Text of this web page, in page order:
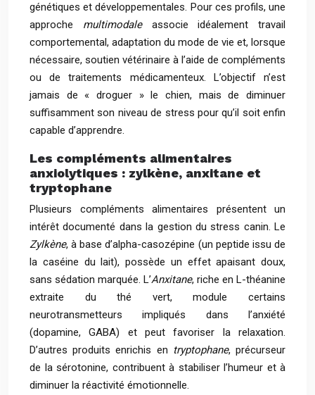
génétiques et développementales. Pour ces profils, une
approche multimodaleassocie idéalement travail
comportemental, adaptation du mode de vie et, lorsque
nécessaire, soutien vétérinaire à l’aide de compléments
ou de traitements médicamenteux. L’objectif n’est
jamais de « droguer » le chien, mais de diminuer
suffisamment son niveau de stress pour qu’il soit enfin
capable d’apprendre.
Les compléments alimentaires
anxiolytiques : zylkène, anxitane et
tryptophane
Plusieurs compléments alimentaires présentent un
intérêt documenté dans la gestion du stress canin. Le
Zylkène, à base d’alpha-casozépine (un peptide issu de
la caséine du lait), possède un effet apaisant doux,
sans sédation marquée. L’Anxitane, riche en L-théanine
extraite du thé vert, module certains
neurotransmetteurs impliqués dans l’anxiété
(dopamine, GABA) et peut favoriser la relaxation.
D’autres produits enrichis en tryptophane, précurseur
de la sérotonine, contribuent à stabiliser l’humeur et à
diminuer la réactivité émotionnelle.